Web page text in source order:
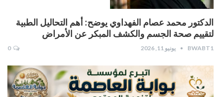
الدكتور محمد عصام الفهداوي يوضح: أهم التحاليل الطبية
لتقييم صحة الجسم والكشف المبكر عن الأمراض
BWABT1 يونيو 11, 2026 0